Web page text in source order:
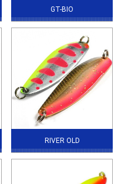
GT-BIO
RIVER OLD